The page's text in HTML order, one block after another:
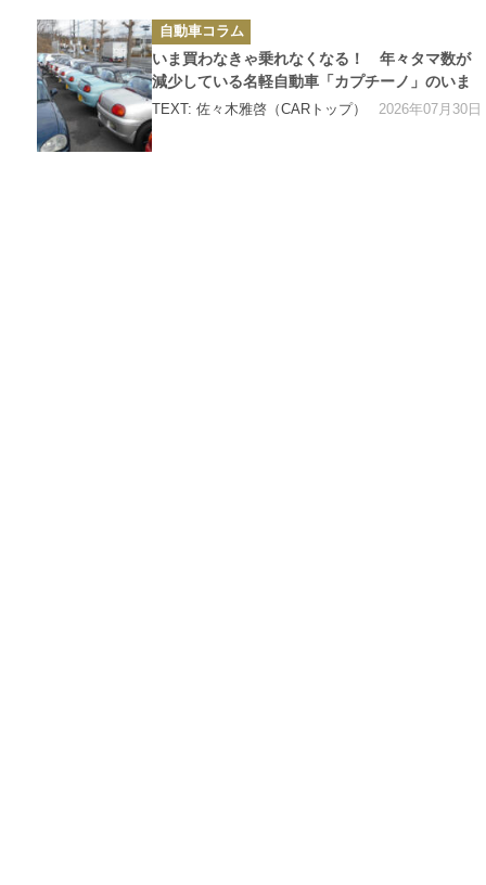
カ
テ
ゴ
リ
ー
自動車コラム
いま買わなきゃ乗れなくなる！ 年々タマ数が
減少している名軽自動車「カプチーノ」のいま
TEXT: 佐々木雅啓（CARトップ） 2026年07月30日